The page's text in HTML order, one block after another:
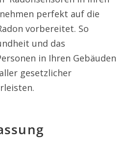
perfekt auf die
vorbereitet. So
und das
in Ihren Gebäuden
gesetzlicher